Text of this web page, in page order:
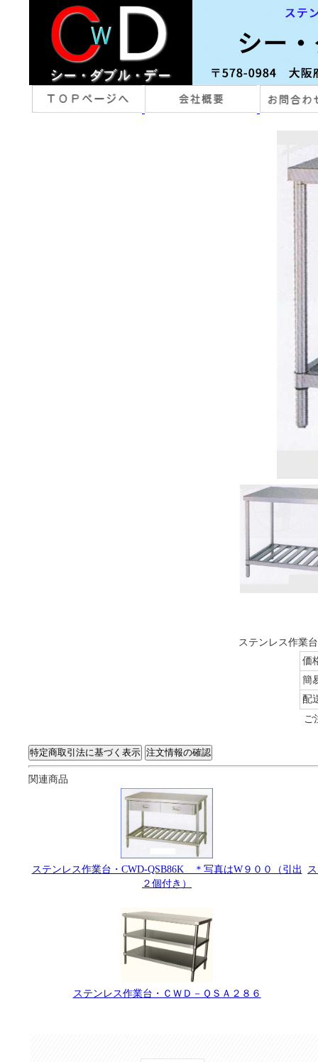
ステンレス作業
価
簡
配
ご
関連商品
ステンレス作業台・CWD-QSB86K ＊写真はW９００（引出
２個付き）
ステンレス作業台・ＣＷＤ－ＱＳＡ２８６